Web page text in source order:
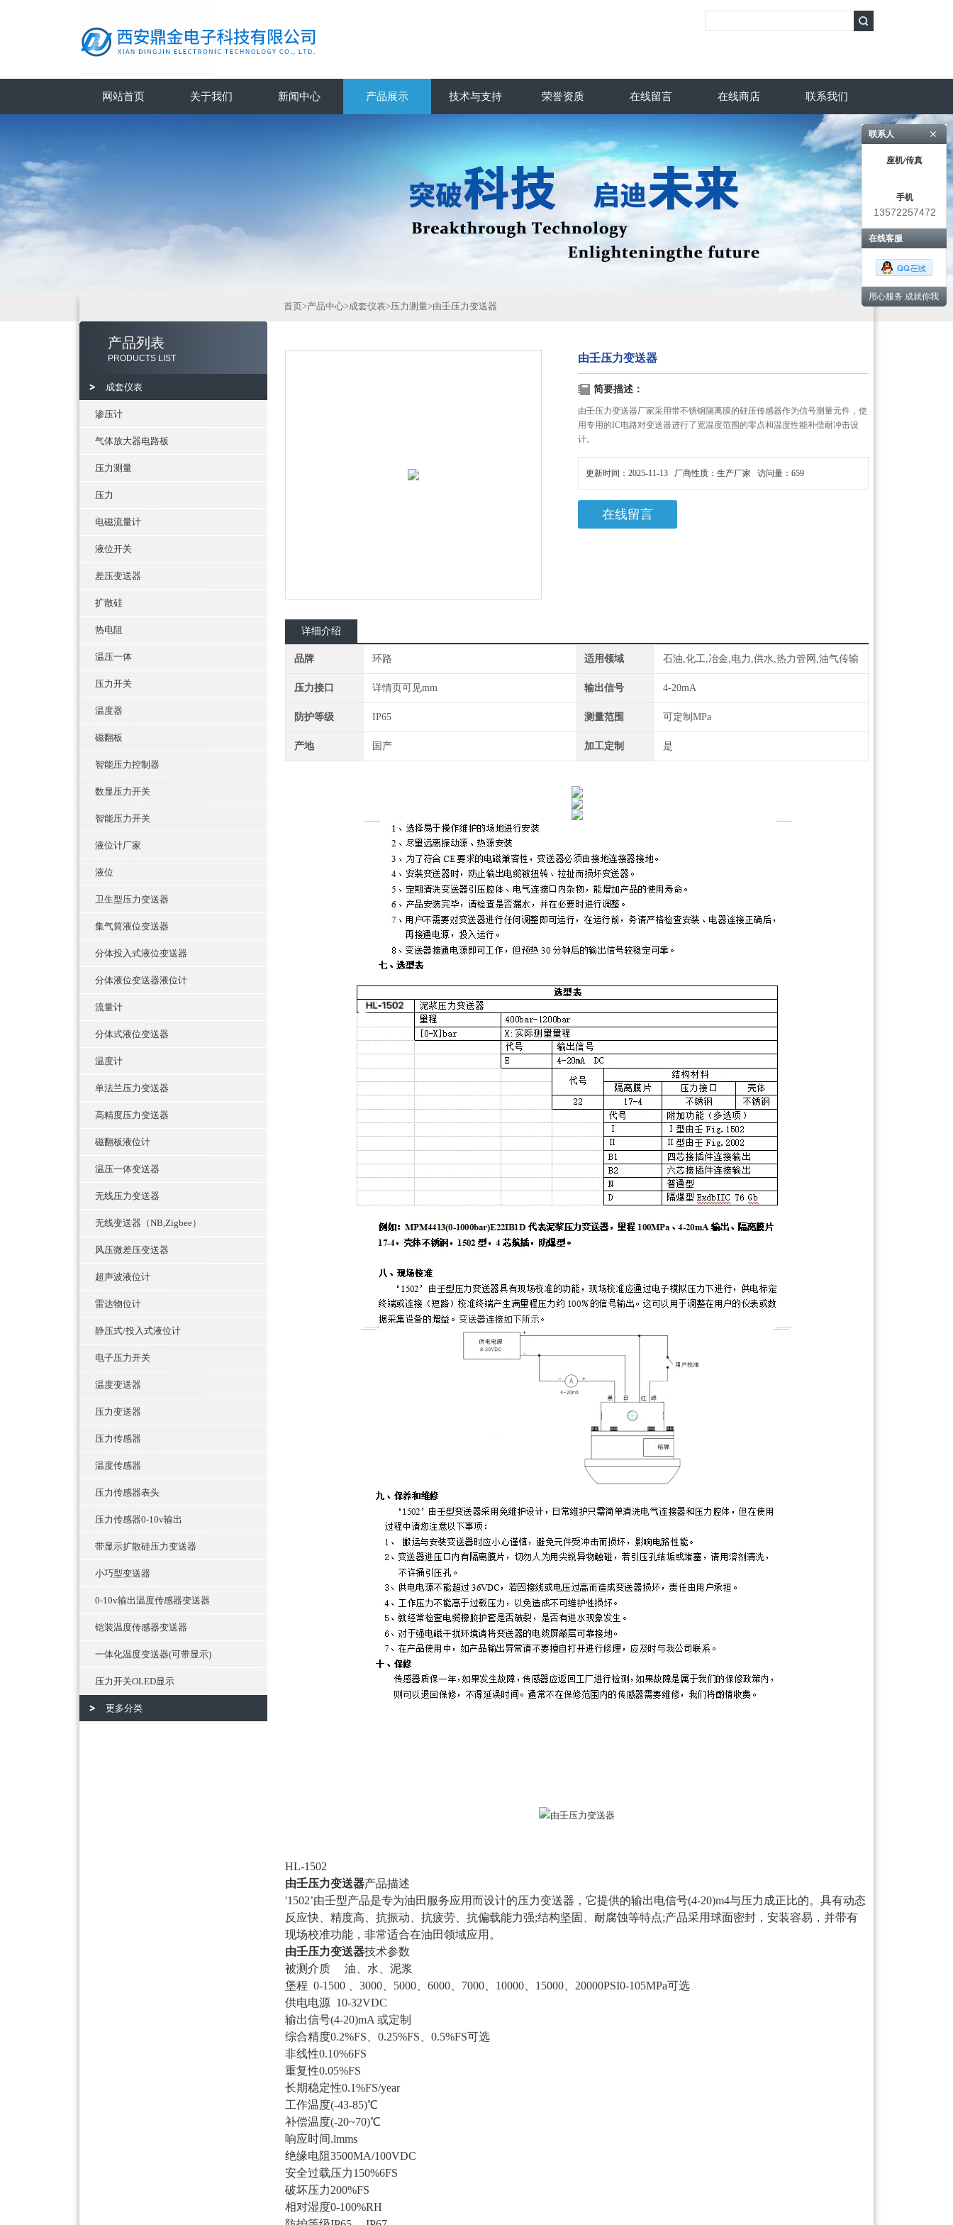
网站首页 关于我们 新闻中心 产品展示 技术与支持 荣誉资质 在线留言 在线商店 联系我们
产品列表
PRODUCTS LIST
成套仪表
渗压计
气体放大器电路板
压力测量
压力
电磁流量计
液位开关
差压变送器
扩散硅
热电阻
温压一体
压力开关
温度器
磁翻板
智能压力控制器
数显压力开关
智能压力开关
液位计厂家
液位
卫生型压力变送器
集气筒液位变送器
分体投入式液位变送器
分体液位变送器液位计
流量计
分体式液位变送器
温度计
单法兰压力变送器
高精度压力变送器
磁翻板液位计
温压一体变送器
无线压力变送器
无线变送器（NB,Zigbee）
风压微差压变送器
超声波液位计
雷达物位计
静压式/投入式液位计
电子压力开关
温度变送器
压力变送器
压力传感器
温度传感器
压力传感器表头
压力传感器0-10v输出
带显示扩散硅压力变送器
小巧型变送器
0-10v输出温度传感器变送器
铠装温度传感器变送器
一体化温度变送器(可带显示)
压力开关OLED显示
更多分类
首页>产品中心>成套仪表>压力测量>由壬压力变送器
由壬压力变送器
简要描述：
由壬压力变送器厂家采用带不锈钢隔离膜的硅压传感器作为信号测量元件，使
用专用的IC电路对变送器进行了宽温度范围的零点和温度性能补偿耐冲击设
计。
更新时间：2025-11-13 厂商性质：生产厂家 访问量：659
在线留言
详细介绍
品牌 环路 适用领域 石油,化工,冶金,电力,供水,热力管网,油气传输
压力接口 详情页可见mm 输出信号 4-20mA
防护等级 IP65 测量范围 可定制MPa
产地 国产 加工定制 是
HL-1502
由壬压力变送器产品描述
'1502’由壬型产品是专为油田服务应用而设计的压力变送器，它提供的输出电信号(4-20)m4与压力成正比的。具有动态
反应快、精度高、抗振动、抗疲劳、抗偏载能力强;结构坚固、耐腐蚀等特点;产品采用球面密封，安装容易，并带有
现场校准功能，非常适合在油田领域应用。
由壬压力变送器技术参数
被测介质
油、水、泥浆
堡程 0-1500 、3000、5000、6000、7000、10000、15000、20000PSI0-105MPa可选
供电电源 10-32VDC
输出信号(4-20)mA 或定制
综合精度0.2%FS、0.25%FS、0.5%FS可选
非线性0.10%6FS
重复性0.05%FS
长期稳定性0.1%FS/year
工作温度(-43-85)℃
补偿温度(-20~70)℃
响应时间.lmms
绝缘电阻3500MA/100VDC
安全过载压力150%6FS
破坏压力200%FS
相对湿度0-100%RH
联系人
座机/传真
手机
13572257472
在线客服
用心服务 成就你我